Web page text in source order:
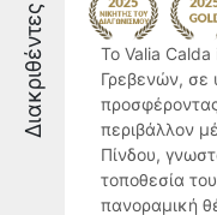
Διακριθέντες
Το Valia Calda
Γρεβενών, σε
περιβάλλον
Πίνδου,
τοποθεσία
πανοραμική